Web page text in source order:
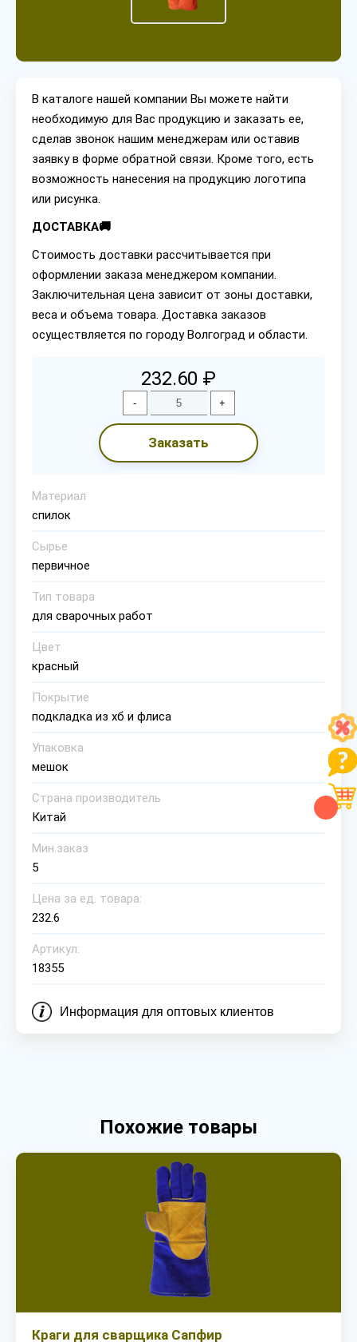
В каталоге нашей компании Вы можете найти
необходимую для Вас продукцию и заказать ее,
сделав звонок нашим менеджерам или оставив
заявку в форме обратной связи. Кроме того, есть
возможность нанесения на продукцию логотипа
или рисунка.
ДОСТАВКА🚚
Стоимость доставки рассчитывается при
оформлении заказа менеджером компании.
Заключительная цена зависит от зоны доставки,
веса и объема товара. Доставка заказов
осуществляется по городу Волгоград и области.
232.60 ₽
- +
Заказать
Материал
спилок
Сырье
первичное
Тип товара
для сварочных работ
Цвет
красный
Покрытие
подкладка из хб и флиса
Упаковка
мешок
Страна производитель
Китай
Мин.заказ
5
Цена за ед. товара:
232.6
Артикул:
18355
Информация для оптовых клиентов
Похожие товары
Краги для сварщика Сапфир